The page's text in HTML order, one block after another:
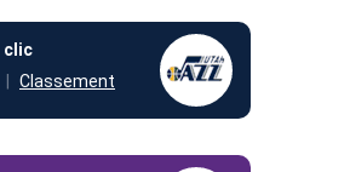
clic
Classement